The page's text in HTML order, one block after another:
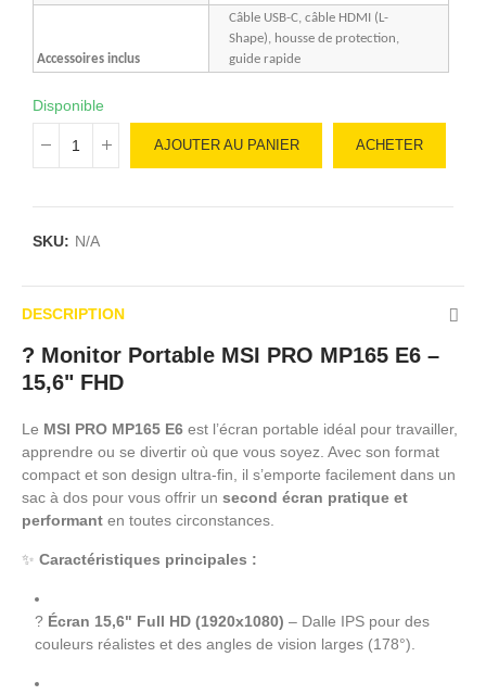
Accessoires inclus
Câble USB-C, câble HDMI (L-
Shape), housse de protection,
guide rapide
Disponible
AJOUTER AU PANIER ACHETER
SKU: N/A
DESCRIPTION
?️ Monitor Portable MSI PRO MP165 E6 –
15,6" FHD
Le MSI PRO MP165 E6 est l’écran portable idéal pour travailler,
apprendre ou se divertir où que vous soyez. Avec son format
compact et son design ultra-fin, il s’emporte facilement dans un
sac à dos pour vous offrir un second écran pratique et
performant en toutes circonstances.
✨ Caractéristiques principales :
? Écran 15,6" Full HD (1920x1080) – Dalle IPS pour des
couleurs réalistes et des angles de vision larges (178°).